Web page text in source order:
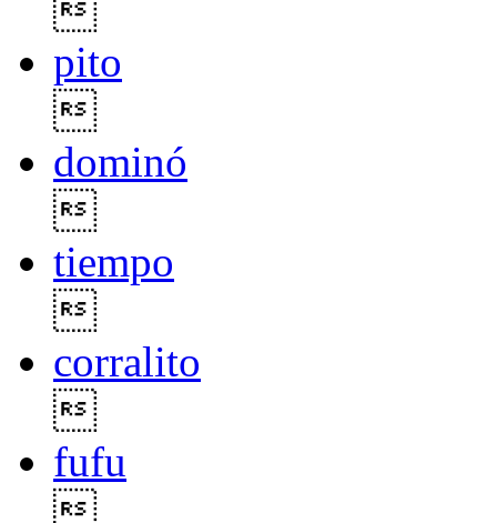
pito
dominó
tiempo
corralito
fufu